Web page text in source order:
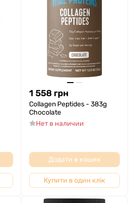
1 558 грн
Collagen Peptides - 383g
Chocolate
Нет в наличии
Додати в кошик
Купити в один клік